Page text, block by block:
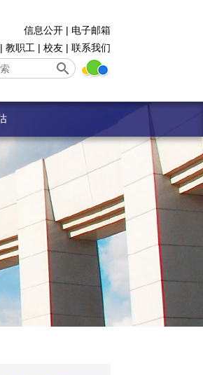
信息公开 | 电子邮箱
| 教职工 | 校友 | 联系我们